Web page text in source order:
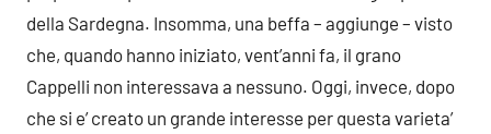
della Sardegna. Insomma, una beffa – aggiunge – visto
che, quando hanno iniziato, vent’anni fa, il grano
Cappelli non interessava a nessuno. Oggi, invece, dopo
che si e’ creato un grande interesse per questa varieta’